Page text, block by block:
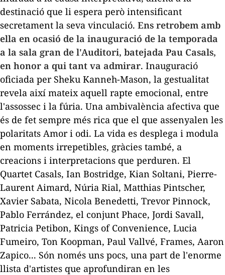
destinació que li espera però intensificant
secretament la seva vinculació. Ens retrobem amb
ella en ocasió de la inauguració de la temporada
a la sala gran de l'Auditori, batejada Pau Casals,
en honor a qui tant va admirar. Inauguració
oficiada per Sheku Kanneh-Mason, la gestualitat
revela així mateix aquell rapte emocional, entre
l'assossec i la fúria. Una ambivalència afectiva que
és de fet sempre més rica que el que assenyalen les
polaritats Amor i odi. La vida es desplega i modula
en moments irrepetibles, gràcies també, a
creacions i interpretacions que perduren. El
Quartet Casals, Ian Bostridge, Kian Soltani, Pierre-
Laurent Aimard, Núria Rial, Matthias Pintscher,
Xavier Sabata, Nicola Benedetti, Trevor Pinnock,
Pablo Ferrández, el conjunt Phace, Jordi Savall,
Patricia Petibon, Kings of Convenience, Lucia
Fumeiro, Ton Koopman, Paul Vallvé, Frames, Aaron
Zapico... Són només uns pocs, una part de l'enorme
llista d'artistes que aprofundiran en les